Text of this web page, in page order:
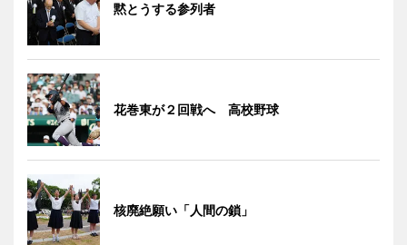
黙とうする参列者
花巻東が２回戦へ 高校野球
核廃絶願い「人間の鎖」